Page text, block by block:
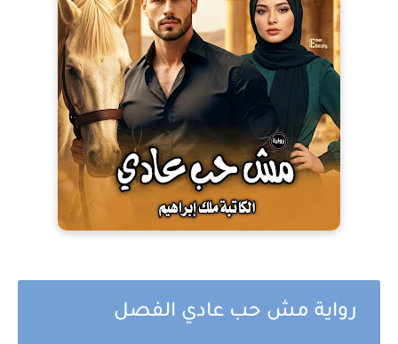
رواية مش حب عادي الفصل